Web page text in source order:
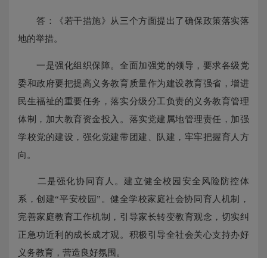
答：《若干措施》从三个方面提出了确保政策落实落
地的举措。
一是强化组织保障。全面加强党的领导，要求各级党
委和政府要把提高义务教育质量作为建设教育强省，增进
民生福祉的重要任务，落实分级分工负责的义务教育管理
体制，加大教育资金投入。落实党建属地管理责任，加强
学校党的建设，强化党建带团建、队建，牢牢把握育人方
向。
二是强化协同育人。建立健全校园安全风险防控体
系，创建“平安校园”。健全学校家庭社会协同育人机制，
完善家庭教育工作机制，引导家长转变教育观念，切实纠
正急功近利的成长成才观。积极引导全社会关心支持办好
义务教育，营造良好氛围。